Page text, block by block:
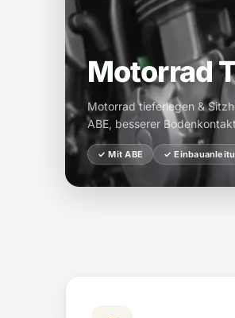
Motorrad
Motorrad tieferlegen &
ABE, besserer
✓ Mit ABE ✓